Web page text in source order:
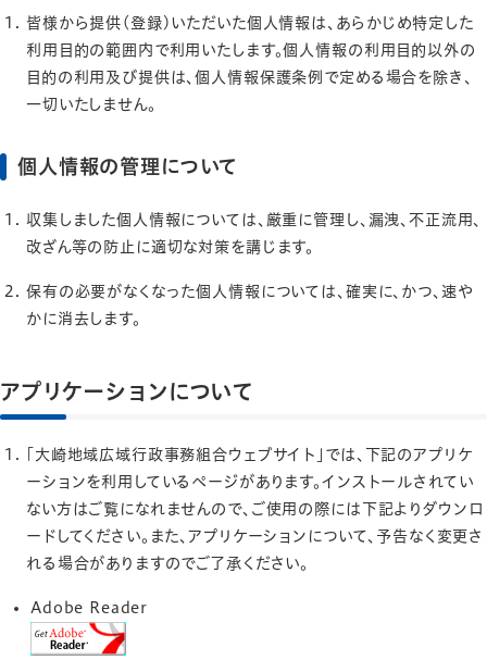
皆様から提供(登録)いただいた個人情報は、あらかじめ特定した
利用目的の範囲内で利用いたします。個人情報の利用目的以外の
目的の利用及び提供は、個人情報保護条例で定める場合を除き、
一切いたしません。
個人情報の管理について
収集しました個人情報については、厳重に管理し、漏洩、不正流用、
改ざん等の防止に適切な対策を講じます。
保有の必要がなくなった個人情報については、確実に、かつ、速や
かに消去します。
アプリケーションについて
「大崎地域広域行政事務組合ウェブサイト」では、下記のアプリケ
ーションを利用しているページがあります。インストールされてい
ない方はご覧になれませんので、ご使用の際には下記よりダウンロ
ードしてください。また、アプリケーションについて、予告なく変更さ
れる場合がありますのでご了承ください。
Adobe Reader